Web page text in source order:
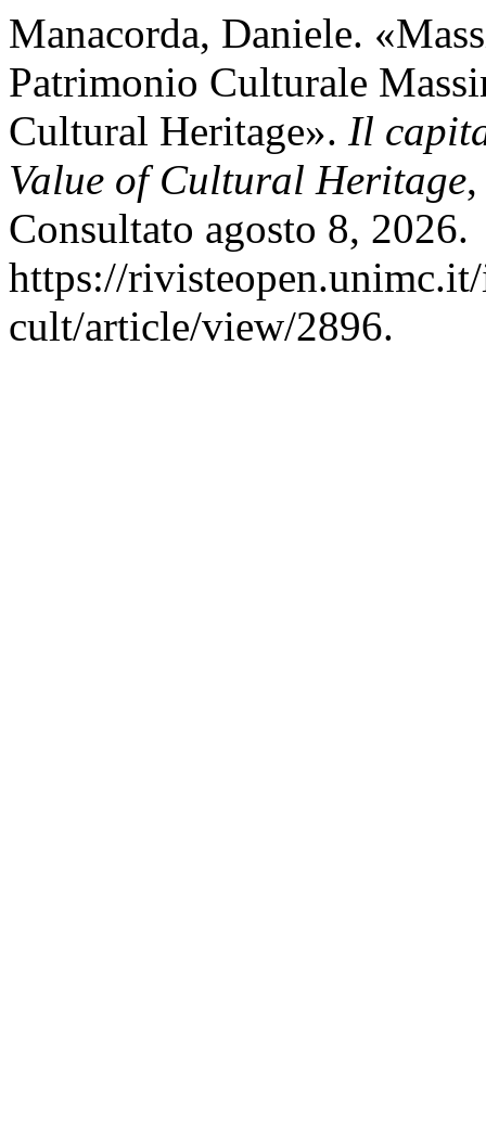
Manacorda, Daniele.
Patrimonio Culturale
Cultural Heritage». Il
Value of Cultural Heritage
Consultato agosto 8, 2026.
https://
cult/article/view/2896.